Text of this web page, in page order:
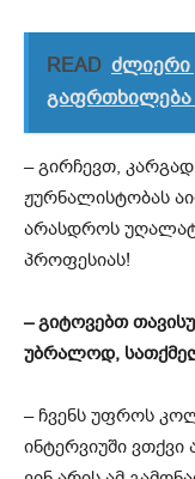
READ ძლიერი
გაფრთხილება
– გირჩევთ,
ჟურნალისტობას
არასდროს
პროფესიას!
–გიტოვებთ
უბრალოდ,
– ჩვენს უფროს
ინტერვიუში